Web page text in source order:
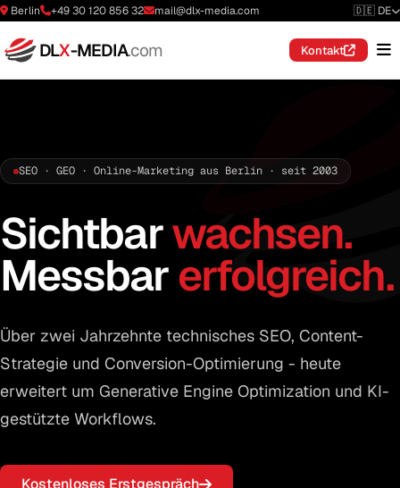
Berlin +49 30 120 856 32 mail@dlx-media.com 🇩🇪 DE
DLX-MEDIA.com Kontakt
SEO · GEO · Online-Marketing aus Berlin · seit 2003
Sichtbarwachsen.
Messbarerfolgreich.
Über zwei Jahrzehnte technisches SEO, Content-
Strategie und Conversion-Optimierung - heute
erweitert um Generative Engine Optimization und KI-
gestützte Workflows.